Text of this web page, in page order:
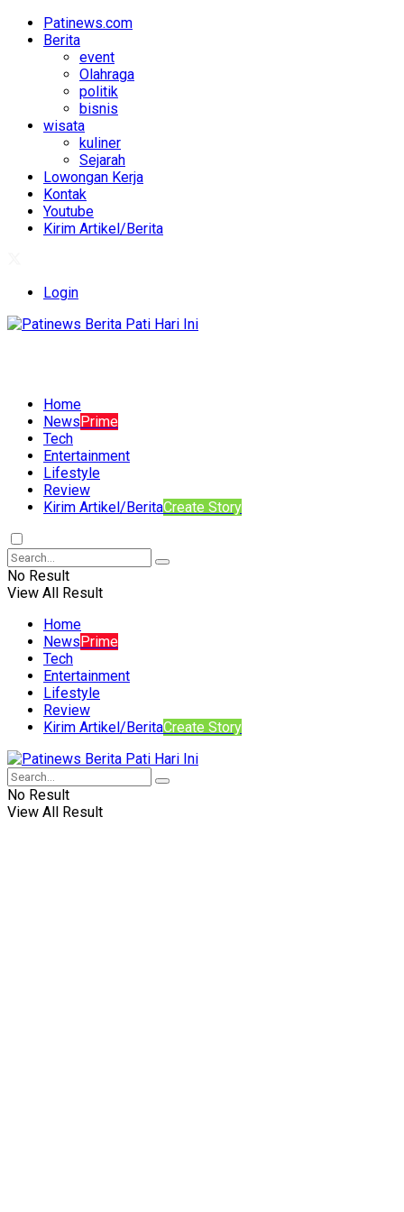
Patinews.com
Berita
event
Olahraga
politik
bisnis
wisata
kuliner
Sejarah
Lowongan Kerja
Kontak
Youtube
Kirim Artikel/Berita
Login
Home
NewsPrime
Tech
Entertainment
Lifestyle
Review
Kirim Artikel/BeritaCreate Story
No Result
View All Result
Home
NewsPrime
Tech
Entertainment
Lifestyle
Review
Kirim Artikel/BeritaCreate Story
No Result
View All Result